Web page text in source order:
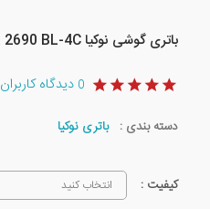
باتری گوشی نوکیا Nokia 2690 BL-4C
0 دیدگاه کاربران
دسته بندی : باتری نوکیا
کیفیت : انتخاب کنید